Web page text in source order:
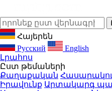
Հայերեն
Русский
English
Լրահոս
Ըստ թեմաների
Քաղաքական
Իրավունք Արտակարգ